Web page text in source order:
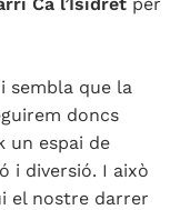
i sembla que la
doncs
un espai de
i diversió. I això
el nostre darrer